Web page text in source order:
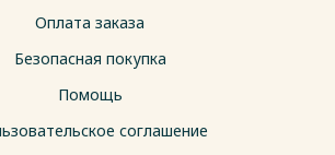
Оплата заказа
Безопасная покупка
Помощь
соглашение